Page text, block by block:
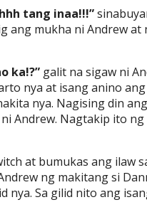
tang inaa!!!”
ang mukha ni Andrew at
ka!?” galit na sigaw ni
nya at isang anino
nya. Nagising din
Andrew. Nagtakip ito
at bumukas ang ilaw
ng makitang si
nya. Sa gilid nito ang